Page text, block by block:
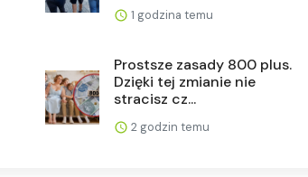
1 godzina temu
Prostsze zasady 800 plus.
Dzięki tej zmianie nie
stracisz cz...
2 godzin temu